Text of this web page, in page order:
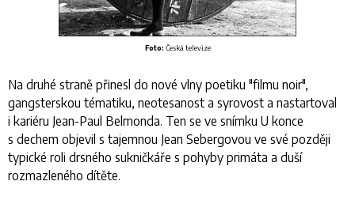
Foto: Česká televize
Na druhé straně přinesl do nové vlny poetiku "filmu noir",
gangsterskou tématiku, neotesanost a syrovost a nastartoval
i kariéru Jean-Paul Belmonda. Ten se ve snímku U konce
s dechem objevil s tajemnou Jean Sebergovou ve své později
typické roli drsného sukničkáře s pohyby primáta a duší
rozmazleného dítěte.